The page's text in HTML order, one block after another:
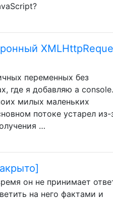
переменных без
где я добавляю a
милых маленьких
потоке устарел из-
…
он не принимает
на него фактами и